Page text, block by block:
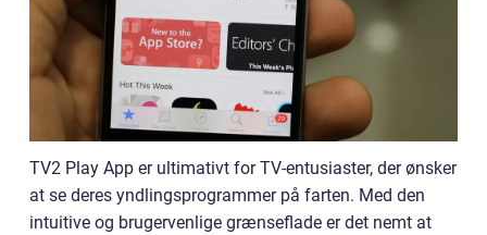
TV2 Play App er ultimativt for TV-entusiaster, der ønsker
at se deres yndlingsprogrammer på farten. Med den
intuitive og brugervenlige grænseflade er det nemt at